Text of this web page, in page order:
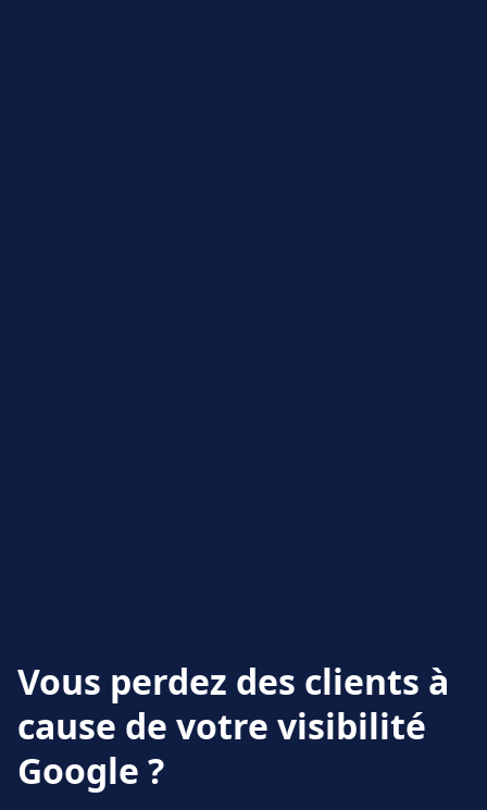
Vous perdez des clients à
cause de votre visibilité
Google ?